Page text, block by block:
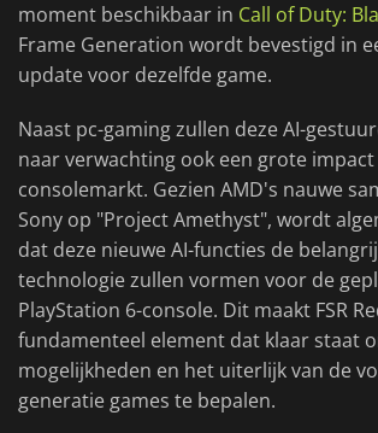
moment beschikbaar in Call of Duty:
Frame Generation wordt bevestigd in
update voor dezelfde game.
Naast pc-gaming zullen deze AI-
naar verwachting ook een grote
consolemarkt. Gezien AMD's nauwe
Sony op "Project Amethyst", wordt
dat deze nieuwe AI-functies de
technologie zullen vormen voor de
PlayStation 6-console. Dit maakt FSR
fundamenteel element dat klaar staat
mogelijkheden en het uiterlijk van de
generatie games te bepalen.